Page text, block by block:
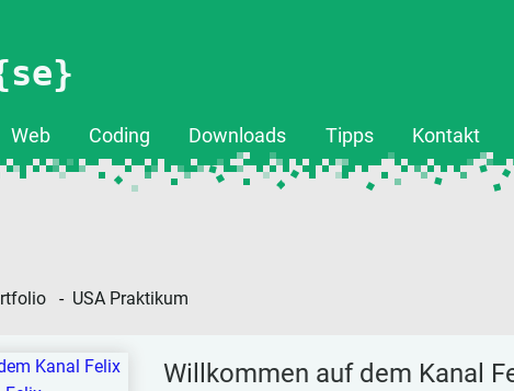
Web Coding Downloads Tipps Kontakt
USA Praktikum
Willkommen auf dem Kanal